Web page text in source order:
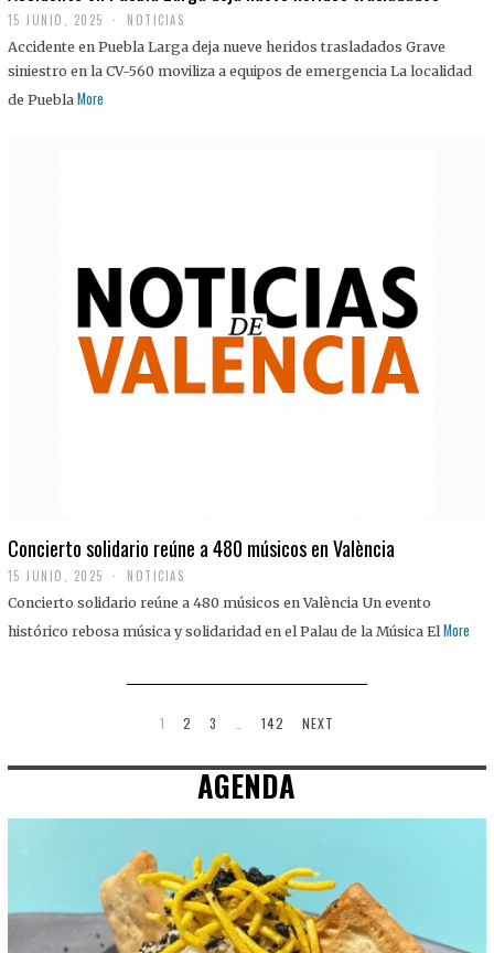
15 JUNIO, 2025 NOTICIAS
Accidente en Puebla Larga deja nueve heridos trasladados Grave
siniestro en la CV-560 moviliza a equipos de emergencia La localidad
de Puebla More
Concierto solidario reúne a 480 músicos en València
15 JUNIO, 2025 NOTICIAS
Concierto solidario reúne a 480 músicos en València Un evento
histórico rebosa música y solidaridad en el Palau de la Música El More
1 2 3 142 NEXT
AGENDA